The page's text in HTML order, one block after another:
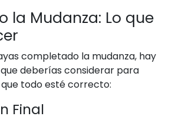
la Mudanza: Lo que
completado la mudanza, hay
deberías considerar para
todo esté correcto:
Final